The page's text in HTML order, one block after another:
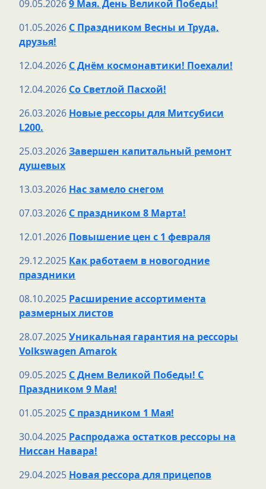
09.05.20269 Мая. День Великой Победы!
01.05.2026 С Праздником Весны и Труда,
друзья!
12.04.2026 С Днём космонавтики! Поехали!
12.04.2026 Со Светлой Пасхой!
26.03.2026 Новые рессоры для Митсубиси
L200.
25.03.2026Завершен капитальный ремонт
душевых
13.03.2026 Нас замело снегом
07.03.2026 С праздником 8 Марта!
12.01.2026 Повышение цен с 1 февраля
29.12.2025 Как работаем в новогодние
праздники
08.10.2025 Расширение ассортимента
размерных листов
28.07.2025Уникальная гарантия на рессоры
Volkswagen Amarok
09.05.2025 С Днем Великой Победы! С
Праздником 9 Мая!
01.05.2025 С праздником 1 Мая!
30.04.2025 Распродажа остатков рессоры на
Ниссан Навара!
29.04.2025 Новая рессора для прицепов